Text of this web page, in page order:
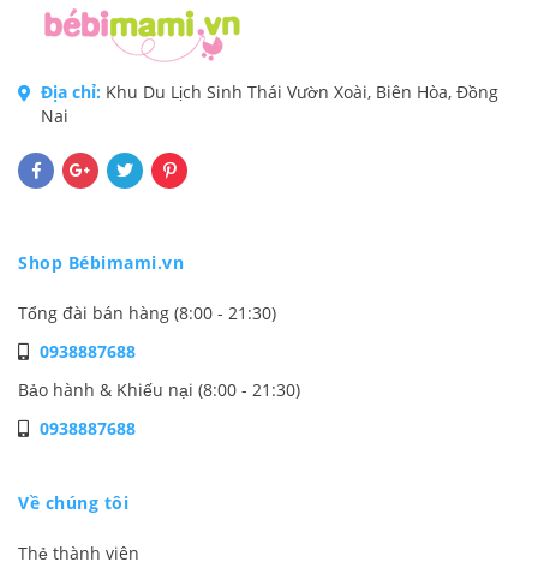
Địa chỉ: Khu Du Lịch Sinh Thái Vườn Xoài, Biên Hòa, Đồng
Nai
Shop Bébimami.vn
Tổng đài bán hàng (8:00 - 21:30)
0938887688
Bảo hành & Khiếu nại (8:00 - 21:30)
0938887688
Về chúng tôi
Thẻ thành viên